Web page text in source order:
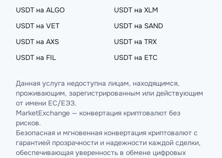
USDT на ALGO
USDT на XLM
USDT на VET
USDT на SAND
USDT на AXS
USDT на TRX
USDT на FIL
USDT на ETC
Данная услуга недоступна лицам, находящимся,
проживающим, зарегистрированным или действующим
от имени ЕС/ЕЭЗ.
MarketExchange — конвертация криптовалют без
рисков.
Безопасная и мгновенная конвертация криптовалют с
гарантией прозрачности и надежности каждой сделки,
обеспечивающая уверенность в обмене цифровых